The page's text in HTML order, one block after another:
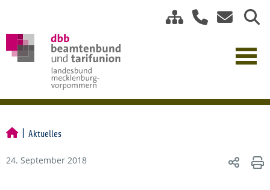
Aktuelles
24. September 2018